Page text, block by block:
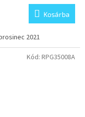
Kosárba
2021
Kód: RPG35008A